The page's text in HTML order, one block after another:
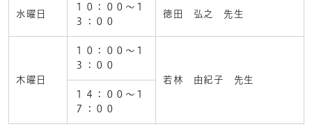
水曜日
１０：００～１
３：００
徳田 弘之 先生
木曜日
１０：００～１
３：００
若林 由紀子 先生
１４：００～１
７：００